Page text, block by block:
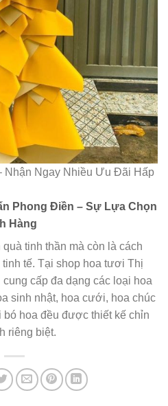
Nhận Ngay Nhiều Ưu Đãi Hấp
Phong Điền – Sự Lựa Chọn
Hàng
tinh thần mà còn là cách
tế. Tại shop hoa tươi Thị
cấp đa dạng các loại hoa
sinh nhật, hoa cưới, hoa chúc
bó hoa đều được thiết kế chỉn
riêng biệt.